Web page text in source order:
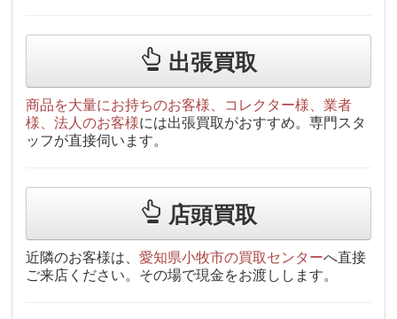
出張買取
商品を大量にお持ちのお客様、コレクター様、業者
様、法人のお客様には出張買取がおすすめ。専門スタ
ッフが直接伺います。
店頭買取
近隣のお客様は、愛知県小牧市の買取センターへ直接
ご来店ください。その場で現金をお渡しします。